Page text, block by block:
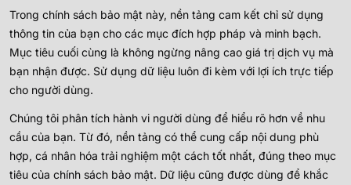
Trong chính sách bảo mật này, nền tảng cam kết chỉ sử dụng
thông tin của bạn cho các mục đích hợp pháp và minh bạch.
Mục tiêu cuối cùng là không ngừng nâng cao giá trị dịch vụ mà
bạn nhận được. Sử dụng dữ liệu luôn đi kèm với lợi ích trực tiếp
cho người dùng.
Chúng tôi phân tích hành vi người dùng để hiểu rõ hơn về nhu
cầu của bạn. Từ đó, nền tảng có thể cung cấp nội dung phù
hợp, cá nhân hóa trải nghiệm một cách tốt nhất, đúng theo mục
tiêu của chính sách bảo mật. Dữ liệu cũng được dùng để khắc